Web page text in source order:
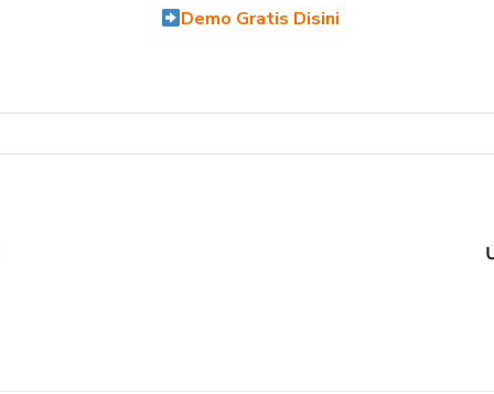
Demo Gratis Disini